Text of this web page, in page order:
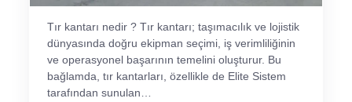
Tır kantarı nedir ? Tır kantarı; taşımacılık ve lojistik
dünyasında doğru ekipman seçimi, iş verimliliğinin
ve operasyonel başarının temelini oluşturur. Bu
bağlamda, tır kantarları, özellikle de Elite Sistem
tarafından sunulan…